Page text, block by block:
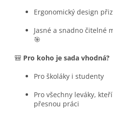
Ergonomický design
Jasné a snadno čitelné
🎯
🎒 Pro koho je sada vhodná?
Pro školáky i studenty
Pro všechny leváky,
přesnou práci